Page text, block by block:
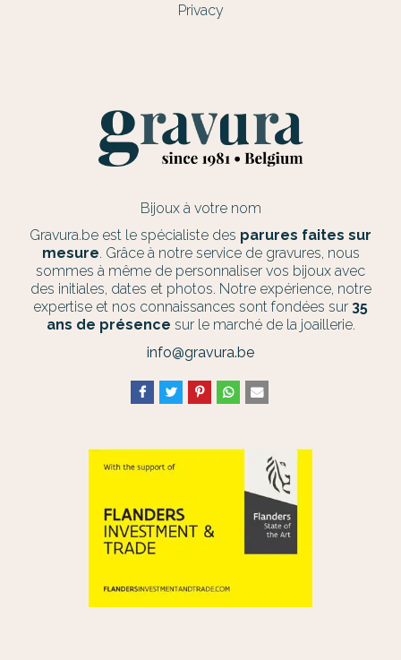
Privacy
Bijoux à votre nom
Gravura.be est le spécialiste des parures faites sur
mesure. Grâce à notre service de gravures, nous
sommes à même de personnaliser vos bijoux avec
des initiales, dates et photos. Notre expérience, notre
expertise et nos connaissances sont fondées sur 35
ans de présence sur le marché de la joaillerie.
info@gravura.be